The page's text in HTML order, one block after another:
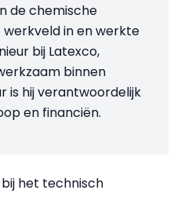
de chemische
werkveld in en werkte
bij Latexco,
binnen
is hij verantwoordelijk
en financiën.
het technisch